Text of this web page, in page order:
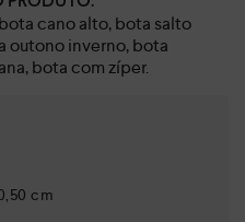
cano alto, bota salto
outono inverno, bota
bota com zíper.
cm